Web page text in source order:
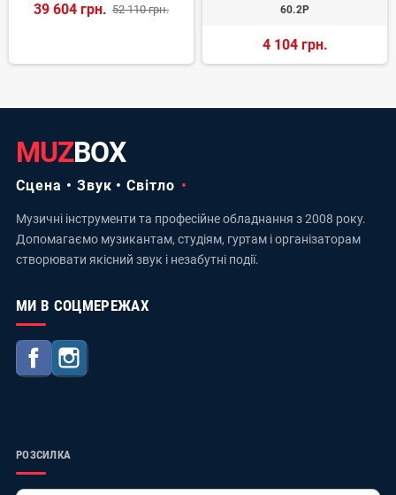
39 604 грн. 52 110 грн.
60.2P
4 104 грн.
MUZBOX
Сцена • Звук • Світло
Музичні інструменти та професійне обладнання з 2008 року.
Допомагаємо музикантам, студіям, гуртам і організаторам
створювати якісний звук і незабутні події.
МИ В СОЦМЕРЕЖАХ
Facebook
РОЗСИЛКА